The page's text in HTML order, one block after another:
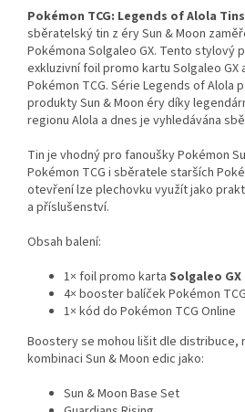
Pokémon TCG: Legends of Alola
sběratelský tin z éry Sun & Moon
Pokémona Solgaleo GX. Tento stylový
exkluzivní foil promo kartu Solgaleo
Pokémon TCG. Série Legends of Alola
produkty Sun & Moon éry díky
regionu Alola a dnes je vyhledávána
Tin je vhodný pro fanoušky Pokémon
Pokémon TCG i sběratele starších
otevření lze plechovku využít jako
a příslušenství.
Obsah balení:
1× foil promo karta Solgaleo GX
4× booster balíček Pokémon TCG
1× kód do Pokémon TCG Online
Boostery se mohou lišit dle distribuce,
kombinaci Sun & Moon edic jako:
Sun & Moon Base Set